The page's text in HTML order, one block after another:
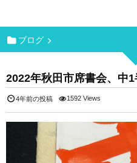
ブログ
2022年秋田市席書会、中
4年前の投稿 1592 Views